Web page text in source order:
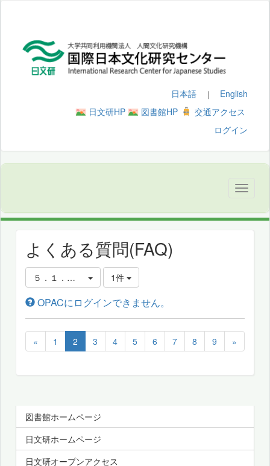
日本語 ｜ English
日文研HP
図書館HP
交通アクセス
ログイン
よくある質問(FAQ)
５．１．パーソナルサービスについて
1件
OPACにログインできません。
« 1 2 3 4 5 6 7 8 9 »
図書館ホームページ
日文研ホームページ
日文研オープンアクセス